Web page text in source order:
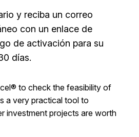
y reciba un correo
con un enlace de
de activación para su
días.
to check the feasibility of
a very practical tool to
investment projects are worth